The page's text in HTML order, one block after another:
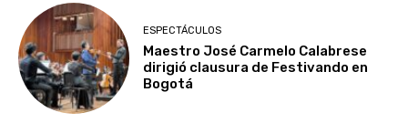
ESPECTÁCULOS
Maestro José Carmelo Calabrese
dirigió clausura de Festivando en
Bogotá